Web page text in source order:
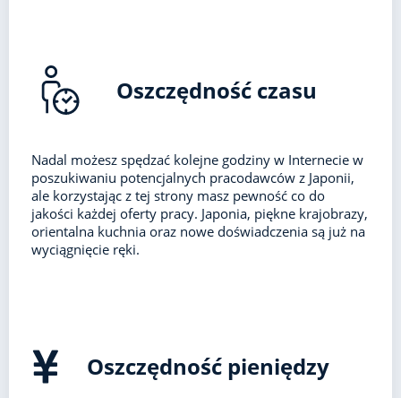
Oszczędność czasu
Nadal możesz spędzać kolejne godziny w Internecie w
poszukiwaniu potencjalnych pracodawców z Japonii,
ale korzystając z tej strony masz pewność co do
jakości każdej oferty pracy. Japonia, piękne krajobrazy,
orientalna kuchnia oraz nowe doświadczenia są już na
wyciągnięcie ręki.
Oszczędność pieniędzy